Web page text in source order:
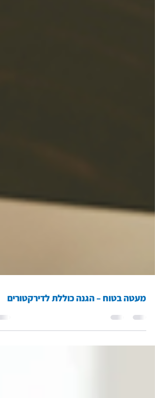
מעטה בטוח – הגנה כוללת לדירקטורים